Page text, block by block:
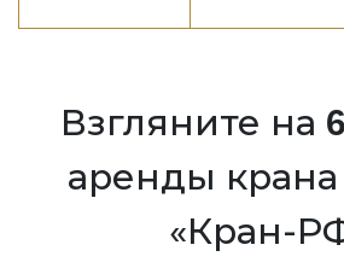
Взгляните на
аренды
«Кран-